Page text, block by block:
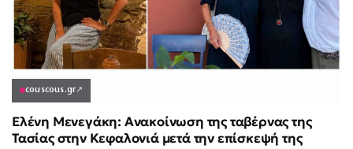
couscous.gr↗
Ελένη Μενεγάκη: Ανακοίνωση της ταβέρνας της
Τασίας στην Κεφαλονιά μετά την επίσκεψή της